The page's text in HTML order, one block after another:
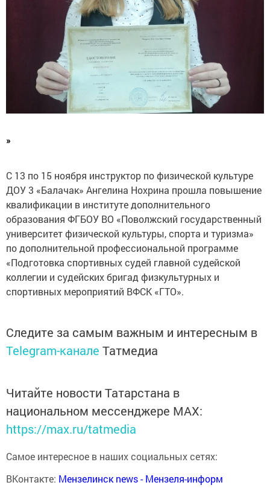
»
С 13 по 15 ноября инструктор по физической культуре
ДОУ 3 «Балачак» Ангелина Нохрина прошла повышение
квалификации в институте дополнительного
образования ФГБОУ ВО «Поволжский государственный
университет физической культуры, спорта и туризма»
по дополнительной профессиональной программе
«Подготовка спортивных судей главной судейской
коллегии и судейских бригад физкультурных и
спортивных мероприятий ВФСК «ГТО».
Следите за самым важным и интересным в
Telegram-канале Татмедиа
Читайте новости Татарстана в
национальном мессенджере MАХ:
https://max.ru/tatmedia
Самое интересное в наших социальных сетях:
ВКонтакте: Мензелинск news - Мензеля-информ